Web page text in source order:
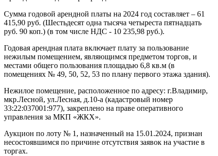
Сумма годовой арендной платы на 2024 год составляет – 61
415,90 руб. (Шестьдесят одна тысяча четыреста пятнадцать
руб. 90 коп.) (в том числе НДС - 10 235,98 руб.).
Годовая арендная плата включает плату за пользование
нежилым помещением, являющимся предметом торгов, и
местами общего пользования площадью 6,8 кв.м (в
помещениях № 49, 50, 52, 53 по плану первого этажа здания).
Нежилое помещение, расположенное по адресу: г.Владимир,
мкр.Лесной, ул.Лесная, д.10-а (кадастровый номер
33:22:037001:977), закреплено на праве оперативного
управления за МКП «ЖКХ».
Аукцион по лоту № 1, назначенный на 15.01.2024, признан
несостоявшимся по причине отсутствия заявок на участие в
торгах.